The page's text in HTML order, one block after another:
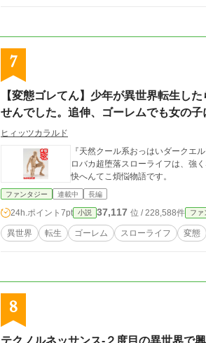
7
【変態ゴレてん】少年が異世界転生し
せんでした。追伸、ゴーレムでも女の
ヒィッツカラルド
『天然クール系おっはいダークエ
ロバカ超堕落スローライフは、強
快へんてこ煩悩物語です。
ファンタジー 連載中 長編
24h.ポイント 7pt 小説 37,117 位 / 228,588件 ファ
異世界 転生 ゴーレム スローライフ 変態
8
テクノルネッサンス‐２度目の異世界で